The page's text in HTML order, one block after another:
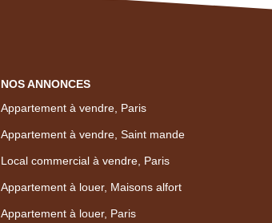
NOS ANNONCES
Appartement à vendre, Paris
Appartement à vendre, Saint mande
Local commercial à vendre, Paris
Appartement à louer, Maisons alfort
Appartement à louer, Paris